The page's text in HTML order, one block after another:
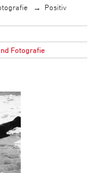
Positiv
Fotografie